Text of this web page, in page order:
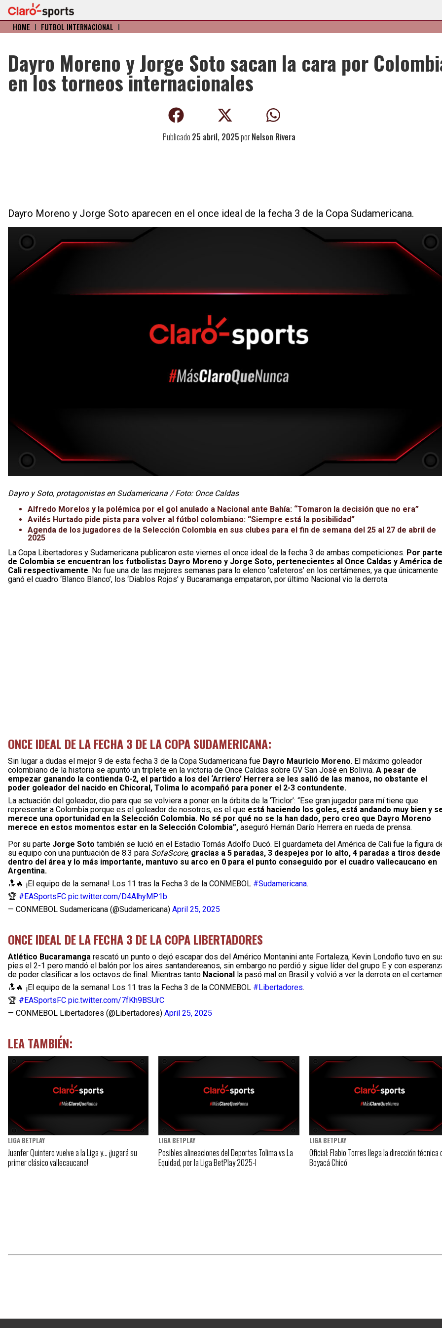
HOME I FÚTBOL INTERNACIONAL I
Dayro Moreno y Jorge Soto sacan la cara por
en los torneos internacionales
Publicado 25 abril, 2025porNelson Rivera
Dayro Moreno y Jorge Soto aparecen en el once ideal de la fecha 3 de la Copa Sudamericana.
Dayro y Soto, protagonistas en Sudamericana / Foto: Once Caldas
Alfredo Morelos y la polémica por el gol anulado a Nacional ante Bahía: “Tomaron la decisión que no era”
Avilés Hurtado pide pista para volver al fútbol colombiano: “Siempre está la posibilidad”
Agenda de los jugadores de la Selección Colombia en sus clubes para el fin de semana del 25 al 27 de abril de
2025
La Copa Libertadores y Sudamericana publicaron este viernes el once ideal de la fecha 3 de ambas competiciones. Por parte
de Colombia se encuentran los futbolistas Dayro Moreno y Jorge Soto, pertenecientes al Once Caldas y América de
Cali respectivamente. No fue una de las mejores semanas para lo elenco ‘cafeteros’ en los certámenes, ya que únicamente
ganó el cuadro ‘Blanco Blanco’, los ‘Diablos Rojos’ y Bucaramanga empataron, por último Nacional vio la derrota.
ONCE IDEAL DE LA FECHA 3 DE LA COPA SUDAMERICANA:
Sin lugar a dudas el mejor 9 de esta fecha 3 de la Copa Sudamericana fue Dayro Mauricio Moreno. El máximo goleador
colombiano de la historia se apuntó un triplete en la victoria de Once Caldas sobre GV San José en Bolivia. A pesar de
empezar ganando la contienda 0-2, el partido a los del ‘Arriero’ Herrera se les salió de las manos, no obstante el
poder goleador del nacido en Chicoral, Tolima lo acompañó para poner el 2-3 contundente.
La actuación del goleador, dio para que se volviera a poner en la órbita de la ‘Triclor’: “Ese gran jugador para mí tiene que
representar a Colombia porque es el goleador de nosotros, es el que está haciendo los goles, está andando muy bien y
merece una oportunidad en la Selección Colombia. No sé por qué no se la han dado, pero creo que Dayro Moreno
merece en estos momentos estar en la Selección Colombia”, aseguró Hernán Darío Herrera en rueda de prensa.
Por su parte Jorge Soto también se lució en el Estadio Tomás Adolfo Ducó. El guardameta del América de Cali fue la figura
su equipo con una puntuación de 8.3 para SofaScore, gracias a 5 paradas, 3 despejes por lo alto, 4 paradas a tiros desde
dentro del área y lo más importante, mantuvo su arco en 0 para el punto conseguido por el cuadro vallecaucano en
Argentina.
🔝🔥 ¡El equipo de la semana! Los 11 tras la Fecha 3 de la CONMEBOL #Sudamericana.
🏆 #EASportsFC pic.twitter.com/D4AlhyMP1b
— CONMEBOL Sudamericana (@Sudamericana) April 25, 2025
ONCE IDEAL DE LA FECHA 3 DE LA COPA LIBERTADORES
Atlético Bucaramanga rescató un punto o dejó escapar dos del Américo Montanini ante Fortaleza, Kevin Londoño tuvo en
pies el 2-1 pero mandó el balón por los aires santandereanos, sin embargo no perdió y sigue líder del grupo E y con
de poder clasificar a los octavos de final. Mientras tanto Nacional la pasó mal en Brasil y volvió a ver la derrota en el
🔝🔥 ¡El equipo de la semana! Los 11 tras la Fecha 3 de la CONMEBOL #Libertadores.
🏆 #EASportsFC pic.twitter.com/7fKh9BSUrC
— CONMEBOL Libertadores (@Libertadores) April 25, 2025
LEA TAMBIÉN:
LIGA BETPLAY
Juanfer Quintero vuelve a la Liga y… ¡jugará su
primer clásico vallecaucano!
LIGA BETPLAY
Posibles alineaciones del Deportes Tolima vs La
Equidad, por la Liga BetPlay 2025-I
LIGA BETPLAY
Oficial: Flabio Torres llega la dirección técnica
Boyacá Chicó